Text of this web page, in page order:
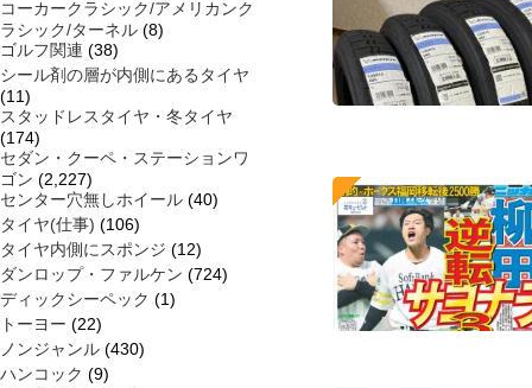
コーカークラシック/アメリカンク
ラシック/ターネル (8)
ゴルフ関連 (38)
シール剤の層が内側にあるタイヤ
(11)
スタッドレスタイヤ・冬タイヤ
(174)
セダン・クーペ・ステーションワ
ゴン (2,227)
センター穴無しホイール (40)
タイヤ(仕事) (106)
タイヤ内側にスポンジ (12)
ダンロップ・ファルケン (724)
ディックシーペック (1)
トーヨー (22)
ノンジャンル (430)
ハンコック (9)